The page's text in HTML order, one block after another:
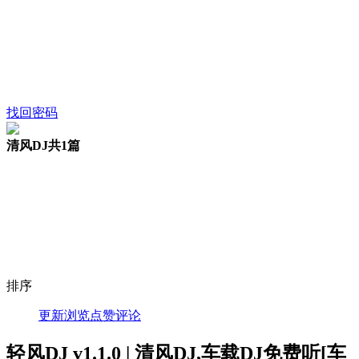
找回密码
清风DJ共1篇
排序
更新浏览点赞评论
轻风DJ v1.1.0 | 清风DJ,车载DJ免费听[车